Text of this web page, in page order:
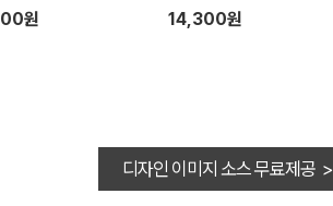
타올세트 푸들이 40수 1
건세트
원
올세트 푸들이 40수 150g 수건
세트
14,300원
디자인 이미지 소스 무료제공 >